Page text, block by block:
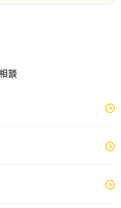
分の心地よい居場所や生
すね。
つために、あえて適切な
きます。距離があるから
っているのですよね。そ
争いを避けて尊重し合い
ね。
ゃるようですね。しか
り、そこでの安らぎは人
談